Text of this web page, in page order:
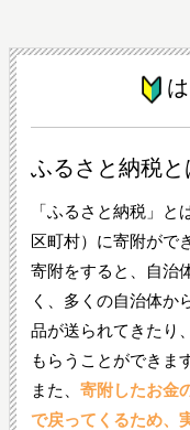
ふるさと納税と
「ふるさと納税」
区町村）に寄附がで
寄附をすると、自治
く、多くの自治体か
品が送られてきたり
もらうことができま
また、 寄附したお金
で戻ってくるため、